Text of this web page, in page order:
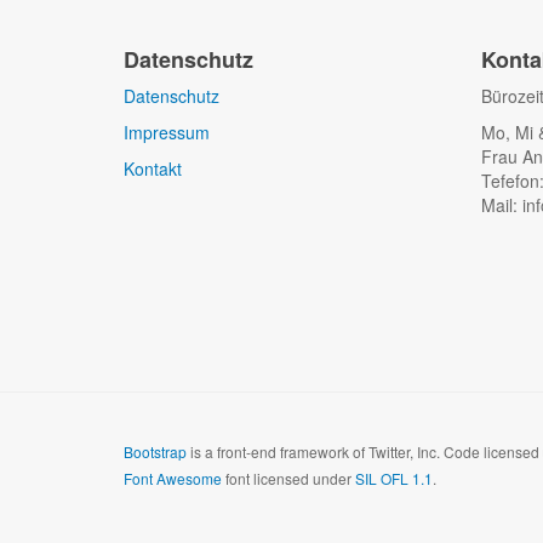
Datenschutz
Datenschutz
Impressum
Kontakt
Mo, Mi
Frau
Mail:
Bootstrapis a front-end framework of Twitter, Inc. Code
Font Awesomefont licensed underSIL OFL 1.1.